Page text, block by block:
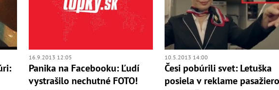
16.9.2013 12:05
Panika na Facebooku: Ľudí
vystrašilo nechutné FOTO!
10.5.2013 14:00
Česi pobúrili svet: Letuška
posiela v reklame